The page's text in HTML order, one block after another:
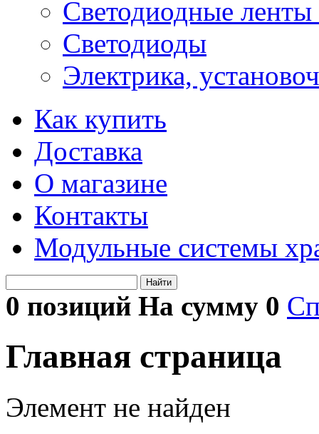
Светодиодные
Светодиоды
Электрика,
Как купить
Доставка
О магазине
Контакты
Модульные системы
Найти
0 позиций На сумму 0
Главная страница
Элемент не найден